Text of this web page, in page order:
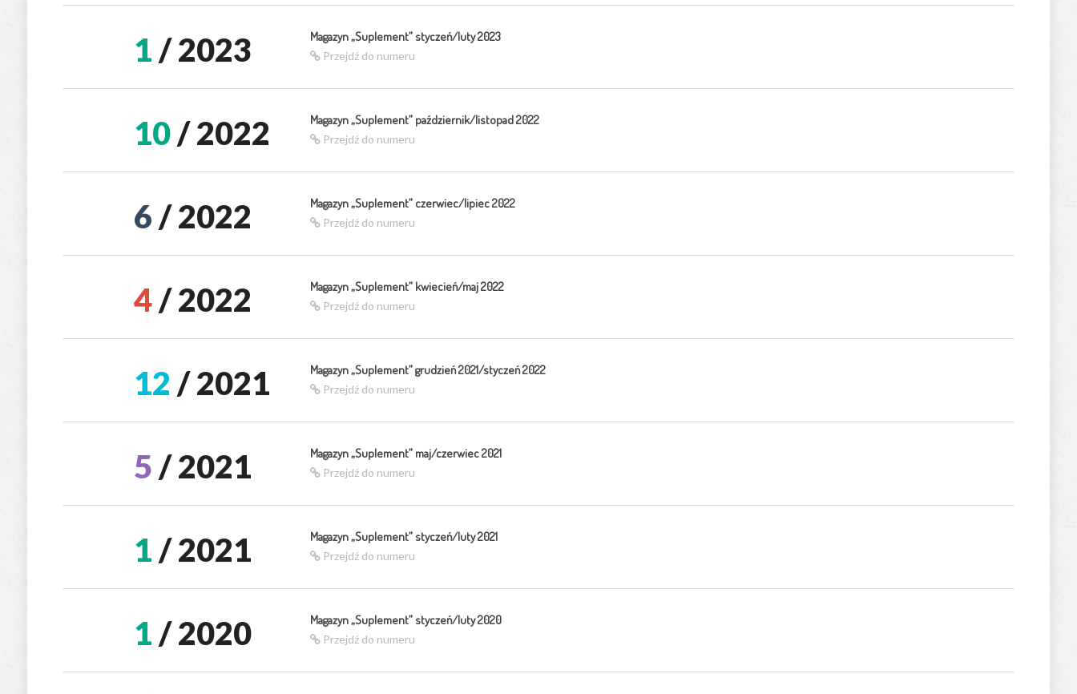
1/ 2023 Magazyn „Suplement” styczeń/luty 2023
Przejdź do numeru
10/ 2022 Magazyn „Suplement” październik/listopad 2022
Przejdź do numeru
6/ 2022 Magazyn „Suplement” czerwiec/lipiec 2022
Przejdź do numeru
4/ 2022 Magazyn „Suplement” kwiecień/maj 2022
Przejdź do numeru
12 / 2021 Magazyn „Suplement” grudzień 2021/styczeń 2022
Przejdź do numeru
5/ 2021 Magazyn „Suplement” maj/czerwiec 2021
Przejdź do numeru
1/ 2021 Magazyn „Suplement” styczeń/luty 2021
Przejdź do numeru
1/ 2020 Magazyn „Suplement” styczeń/luty 2020
Przejdź do numeru